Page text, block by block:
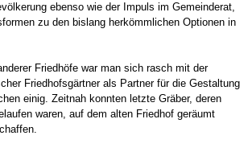
ebenso wie der Impuls im Gemeinderat,
zu den bislang herkömmlichen Optionen in
Friedhöfe war man sich rasch mit der
Friedhofsgärtner als Partner für die Gestaltung
einig. Zeitnah konnten letzte Gräber, deren
waren, auf dem alten Friedhof geräumt